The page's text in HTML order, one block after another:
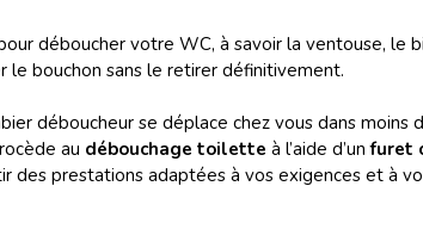
déboucher votre WC, à savoir la ventouse, le
le bouchon sans le retirer définitivement.
déboucheur se déplace chez vous dans moins
au débouchage toilette à l’aide d’unfuret
prestations adaptées à vos exigences et à